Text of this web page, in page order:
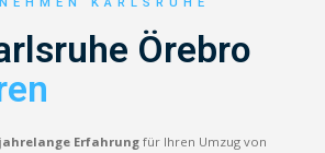
Örebro
jahrelange Erfahrung für Ihren Umzug von